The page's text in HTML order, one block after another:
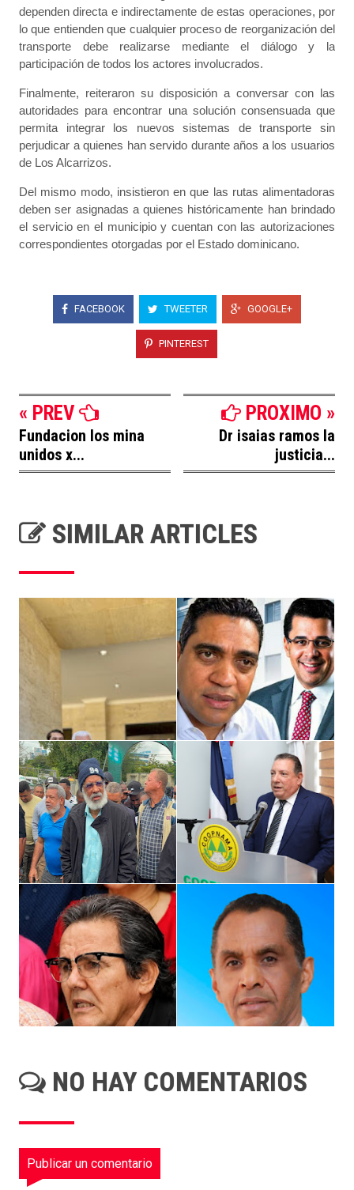
dependen directa e indirectamente de estas operaciones, por
lo que entienden que cualquier proceso de reorganización del
transporte debe realizarse mediante el diálogo y la
participación de todos los actores involucrados.
Finalmente, reiteraron su disposición a conversar con las
autoridades para encontrar una solución consensuada que
permita integrar los nuevos sistemas de transporte sin
perjudicar a quienes han servido durante años a los usuarios
de Los Alcarrizos.
Del mismo modo, insistieron en que las rutas alimentadoras
deben ser asignadas a quienes históricamente han brindado
el servicio en el municipio y cuentan con las autorizaciones
correspondientes otorgadas por el Estado dominicano.
FACEBOOK TWEETER GOOGLE+
PINTEREST
« PREV
Fundacion los mina
unidos x...
PROXIMO »
Dr isaias ramos la
justicia...
SIMILAR ARTICLES
NO HAY COMENTARIOS
Publicar un comentario